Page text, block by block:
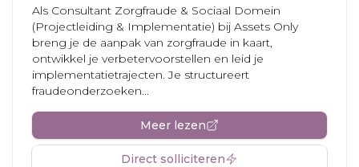
Als Consultant Zorgfraude & Sociaal Domein
(Projectleiding & Implementatie) bij Assets Only
breng je de aanpak van zorgfraude in kaart,
ontwikkel je verbetervoorstellen en leid je
implementatietrajecten. Je structureert
fraudeonderzoeken...
Meer lezen
Direct solliciteren